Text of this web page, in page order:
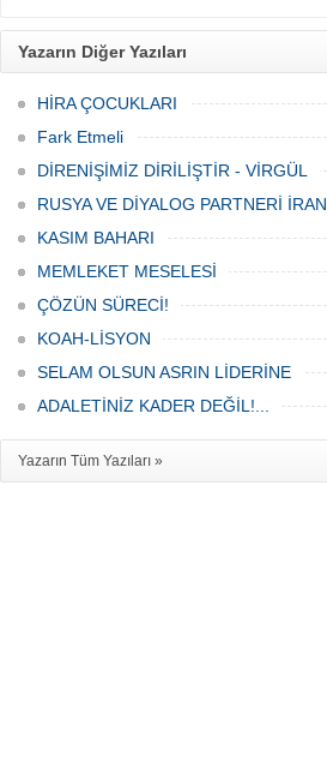
Yazarın Diğer Yazıları
HİRA ÇOCUKLARI
Fark Etmeli
DİRENİŞİMİZ DİRİLİŞTİR - VİRGÜL
RUSYA VE DİYALOG PARTNERİ İRAN
KASIM BAHARI
MEMLEKET MESELESİ
ÇÖZÜN SÜRECİ!
KOAH-LİSYON
SELAM OLSUN ASRIN LİDERİNE
ADALETİNİZ KADER DEĞİL!...
Yazarın Tüm Yazıları »